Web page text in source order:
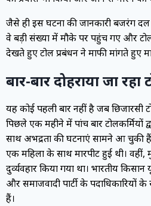
जैसे ही इस घटना की जानकारी बजरंग
वे बड़ी संख्या में मौके पर पहुंच गए और टोल
देखते हुए टोल प्रबंधन ने माफी मांगते हुए
बार-बार दोहराया जा रहा
यह कोई पहली बार नहीं है जब छिजारसी
पिछले एक महीने में पांच बार टोलकर्मियों
साथ अभद्रता की घटनाएं सामने आ चुकी
एक महिला के साथ मारपीट हुई थी। वहीं,
दुर्व्यवहार किया गया था। भारतीय
और समाजवादी पार्टी के पदाधिकारियों
हैं।